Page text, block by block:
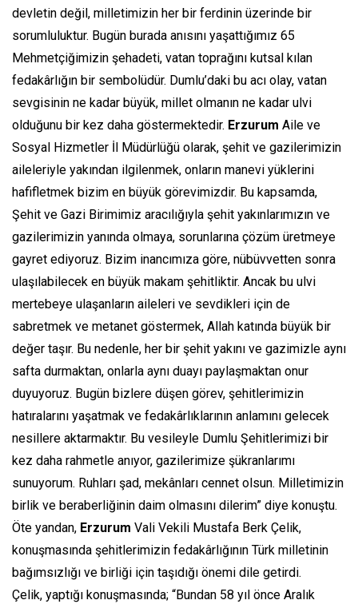
devletin değil, milletimizin her bir ferdinin üzerinde bir
sorumluluktur. Bugün burada anısını yaşattığımız 65
Mehmetçiğimizin şehadeti, vatan toprağını kutsal kılan
fedakârlığın bir sembolüdür. Dumlu’daki bu acı olay, vatan
sevgisinin ne kadar büyük, millet olmanın ne kadar ulvi
olduğunu bir kez daha göstermektedir. Erzurum Aile ve
Sosyal Hizmetler İl Müdürlüğü olarak, şehit ve gazilerimizin
aileleriyle yakından ilgilenmek, onların manevi yüklerini
hafifletmek bizim en büyük görevimizdir. Bu kapsamda,
Şehit ve Gazi Birimimiz aracılığıyla şehit yakınlarımızın ve
gazilerimizin yanında olmaya, sorunlarına çözüm üretmeye
gayret ediyoruz. Bizim inancımıza göre, nübüvvetten sonra
ulaşılabilecek en büyük makam şehitliktir. Ancak bu ulvi
mertebeye ulaşanların aileleri ve sevdikleri için de
sabretmek ve metanet göstermek, Allah katında büyük bir
değer taşır. Bu nedenle, her bir şehit yakını ve gazimizle aynı
safta durmaktan, onlarla aynı duayı paylaşmaktan onur
duyuyoruz. Bugün bizlere düşen görev, şehitlerimizin
hatıralarını yaşatmak ve fedakârlıklarının anlamını gelecek
nesillere aktarmaktır. Bu vesileyle Dumlu Şehitlerimizi bir
kez daha rahmetle anıyor, gazilerimize şükranlarımı
sunuyorum. Ruhları şad, mekânları cennet olsun. Milletimizin
birlik ve beraberliğinin daim olmasını dilerim” diye konuştu.
Öte yandan, Erzurum Vali Vekili Mustafa Berk Çelik,
konuşmasında şehitlerimizin fedakârlığının Türk milletinin
bağımsızlığı ve birliği için taşıdığı önemi dile getirdi.
Çelik, yaptığı konuşmasında; “Bundan 58 yıl önce Aralık